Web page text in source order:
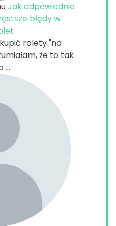
Jak odpowiednio
błędy w
rolety "na
że to tak
...